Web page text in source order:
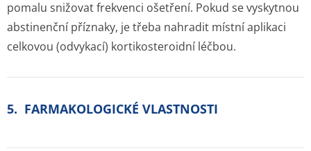
pomalu snižovat frekvenci ošetření. Pokud se vyskytnou
abstinenční příznaky, je třeba nahradit místní aplikaci
celkovou (odvykací) kortikosteroidní léčbou.
5. FARMAKOLOGICKÉ VLASTNOSTI